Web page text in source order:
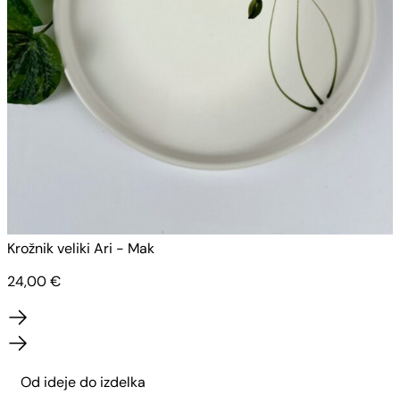
Krožnik veliki Ari - Mak
24,00€
Od ideje do izdelka